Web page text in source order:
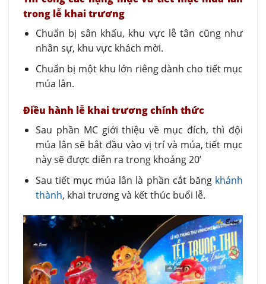
trong lễ khai trương
Chuẩn bị sân khấu, khu vực lễ tân cũng như
nhân sự, khu vực khách mời.
Chuẩn bị một khu lớn riêng dành cho tiết mục
múa lân.
Điều hành lễ khai trương chính thức
Sau phần MC giới thiệu về mục đích, thì đội
múa lân sẽ bắt đầu vào vị trí và múa, tiết mục
này sẽ được diễn ra trong khoảng 20’
Sau tiết mục múa lân là phần cắt băng khánh
thành, khai trương và kết thúc buổi lễ.